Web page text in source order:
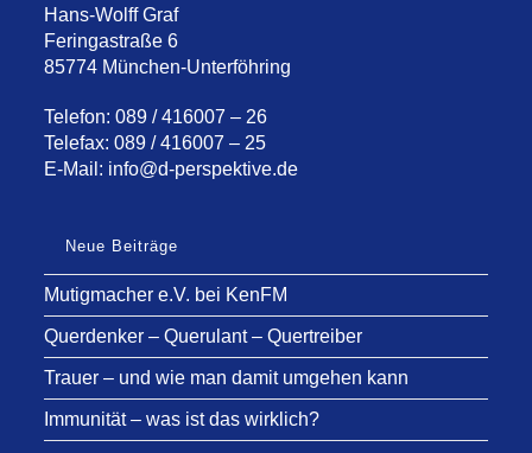
Hans-Wolff Graf
Feringastraße 6
85774 München-Unterföhring
Telefon: 089 / 416007 – 26
Telefax: 089 / 416007 – 25
E-Mail: info@d-perspektive.de
Neue Beiträge
Mutigmacher e.V. bei KenFM
Querdenker – Querulant – Quertreiber
Trauer – und wie man damit umgehen kann
Immunität – was ist das wirklich?